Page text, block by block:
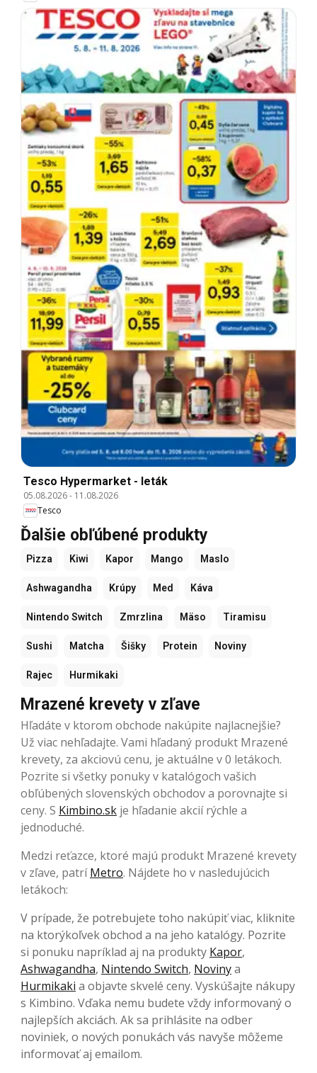
Tesco Hypermarket - leták
05.08.2026- 11.08.2026
Tesco
Ďalšie obľúbené produkty
Pizza Kiwi Kapor Mango Maslo
Ashwagandha Krúpy Med Káva
Nintendo Switch Zmrzlina Mäso Tiramisu
Sushi Matcha Šišky Protein Noviny
Rajec Hurmikaki
Mrazené krevety v zľave
Hľadáte v ktorom obchode nakúpite najlacnejšie?
Už viac nehľadajte. Vami hľadaný produkt Mrazené
krevety, za akciovú cenu, je aktuálne v 0 letákoch.
Pozrite si všetky ponuky v katalógoch vašich
obľúbených slovenských obchodov a porovnajte si
ceny. S Kimbino.sk je hľadanie akcií rýchle a
jednoduché.
Medzi reťazce, ktoré majú produkt Mrazené krevety
v zľave, patríMetro. Nájdete ho v nasledujúcich
letákoch:
V prípade, že potrebujete toho nakúpiť viac, kliknite
na ktorýkoľvek obchod a na jeho katalógy. Pozrite
si ponuku napríklad aj na produkty Kapor,
Ashwagandha, Nintendo Switch, Novinya
Hurmikaki a objavte skvelé ceny. Vyskúšajte nákupy
s Kimbino. Vďaka nemu budete vždy informovaný o
najlepších akciách. Ak sa prihlásite na odber
noviniek, o nových ponukách vás navyše môžeme
informovať aj emailom.